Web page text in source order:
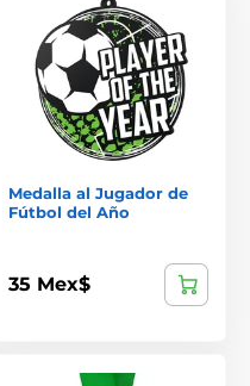
Medalla al Jugador de
Fútbol del Año
35 Mex$